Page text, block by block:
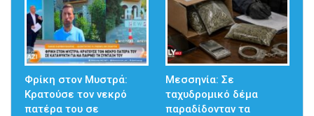
Φρίκη στον Μυστρά:
Κρατούσε τον νεκρό
πατέρα του σε
Μεσσηνία: Σε
ταχυδρομικό δέμα
παραδίδονταν τα